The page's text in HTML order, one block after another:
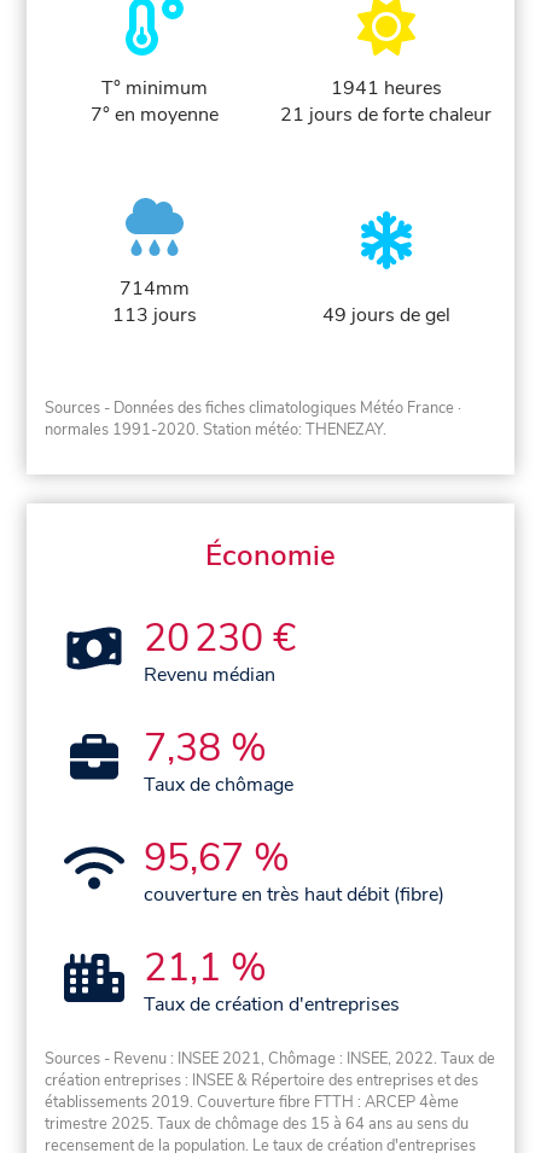
T° minimum
7° en moyenne
1941 heures
21 jours de forte chaleur
714mm
113 jours
49 jours de gel
Sources - Données des fiches climatologiques Météo France ·
normales 1991-2020. Station météo: THENEZAY.
Économie
20 230 €
Revenu médian
7,38 %
Taux de chômage
95,67 %
couverture en très haut débit (fibre)
21,1 %
Taux de création d'entreprises
Sources - Revenu : INSEE 2021, Chômage : INSEE, 2022. Taux de
création entreprises : INSEE & Répertoire des entreprises et des
établissements 2019. Couverture fibre FTTH : ARCEP 4ème
trimestre 2025. Taux de chômage des 15 à 64 ans au sens du
recensement de la population. Le taux de création d'entreprises